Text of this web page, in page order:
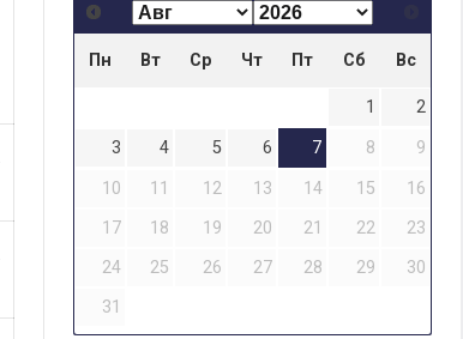
Пн Вт Ср Чт Пт Сб Вс
1
2
3
4 5 6 7 8
9
10
11 12 13 14 15
16
17
18 19 20 21 22
23
24
25 26 27 28 29
30
31